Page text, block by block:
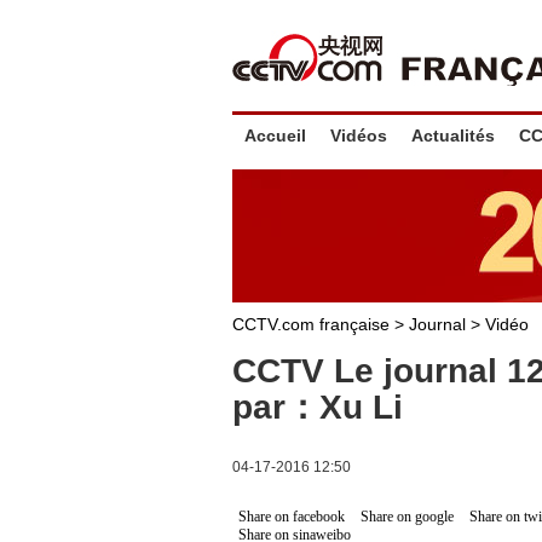
Accueil Vidéos Actualités
CCTV.com française > Journal > Vidéo
CCTV Le journal
par：Xu Li
04-17-2016 12:50
Share on facebook Share on google
Share on
Share on sinaweibo